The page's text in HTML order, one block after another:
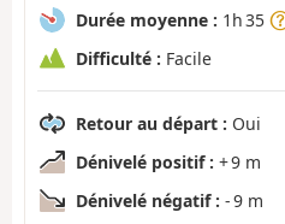
Durée moyenne : 1h 35
Difficulté : Facile
Retour au départ : Oui
Dénivelé positif : + 9 m
Dénivelé négatif : - 9 m